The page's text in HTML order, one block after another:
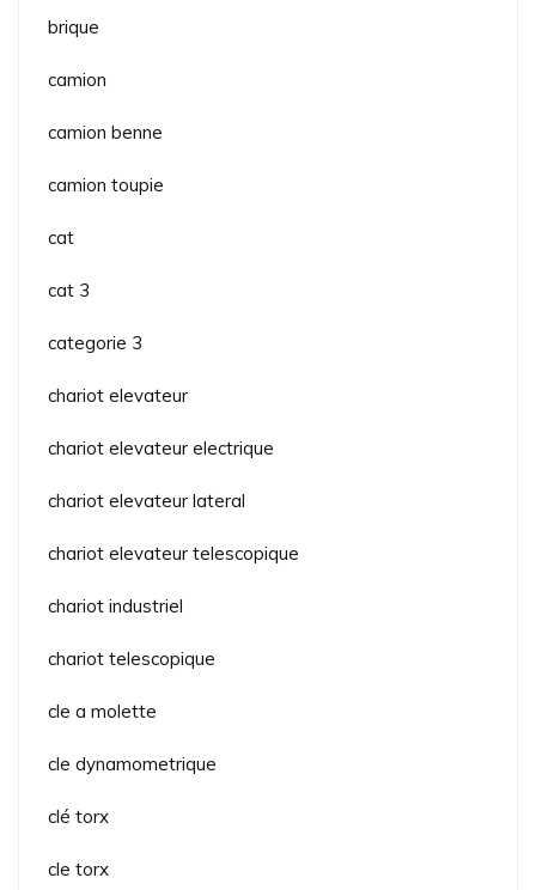
brique
camion
camion benne
camion toupie
cat
cat 3
categorie 3
chariot elevateur
chariot elevateur electrique
chariot elevateur lateral
chariot elevateur telescopique
chariot industriel
chariot telescopique
cle a molette
cle dynamometrique
clé torx
cle torx